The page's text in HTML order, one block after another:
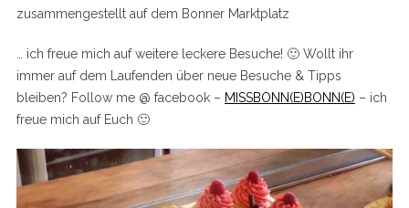
zusammengestellt auf dem Bonner Marktplatz
… ich freue mich auf weitere leckere Besuche! 🙂 Wollt ihr
immer auf dem Laufenden über neue Besuche & Tipps
bleiben? Follow me @ facebook – MISSBONN(E)BONN(E) – ich
freue mich auf Euch 🙂